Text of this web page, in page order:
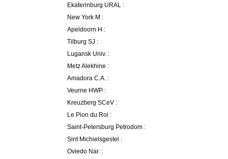
Ekaterinburg URAL :
New York M :
Apeldoorn H :
Tilburg SJ :
Lugansk Univ. :
Metz Alekhine :
Amadora C.A. :
Veurne HWP :
Kreuzberg SCeV :
Le Pion du Roi :
Saint-Petersburg Petrodom :
Sint Michielsgestel :
Oviedo Nar. :